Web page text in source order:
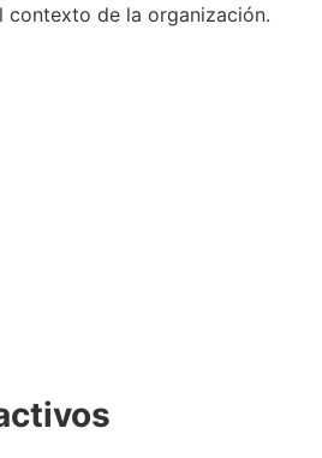
contexto de la organización.